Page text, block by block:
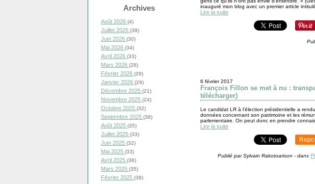
Archives
Août 2026 (4)
Juillet 2026 (39)
Juin 2026 (30)
Mai 2026 (34)
Avril 2026 (33)
Mars 2026 (28)
Février 2026 (29)
Janvier 2026 (29)
Décembre 2025 (21)
Novembre 2025 (24)
Octobre 2025 (32)
Septembre 2025 (38)
Août 2025 (35)
Juillet 2025 (33)
Juin 2025 (32)
Mai 2025 (33)
Avril 2025 (36)
Mars 2025 (35)
Février 2025 (38)
inauguré mon blog avec un premier article
Lire la suite
6 février 2017
François Fillon se met à nu :
télécharger)
Le candidat LR à l'élection présidentielle a
données concernant son patrimoine et les
parlementaire. On peut donc en prendre
Lire la suite
Publié par Sylvain Rakotoarison - dans